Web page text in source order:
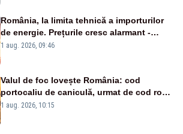
România, la limita tehnică a importurilor
de energie. Prețurile cresc alarmant -
Analiză Realitatea Plus
1 aug. 2026, 09:46
Valul de foc lovește România: cod
portocaliu de caniculă, urmat de cod roșu
duminică. Temperaturile urcă spre 40°C
1 aug. 2026, 10:15